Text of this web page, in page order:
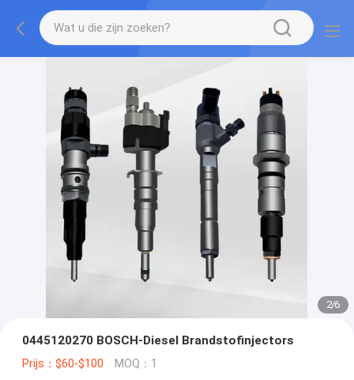
2/6
0445120270 BOSCH-Diesel Brandstofinjectors
Prijs：$60-$100 MOQ：1